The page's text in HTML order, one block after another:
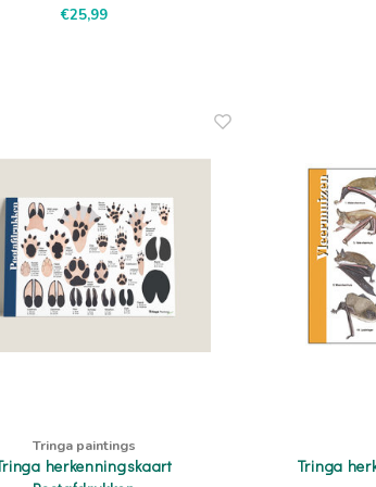
geïllustreerde bosboek!
€25,99
Tringa paintings
herkenningskaart
Tringa